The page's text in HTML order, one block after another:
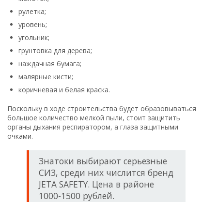
рулетка;
уровень;
угольник;
грунтовка для дерева;
наждачная бумага;
малярные кисти;
коричневая и белая краска.
Поскольку в ходе строительства будет образовываться
большое количество мелкой пыли, стоит защитить
органы дыхания респиратором, а глаза защитными
очками.
Знатоки выбирают серьезные
СИЗ, среди них числится бренд
JETA SAFETY. Цена в районе
1000-1500 рублей.